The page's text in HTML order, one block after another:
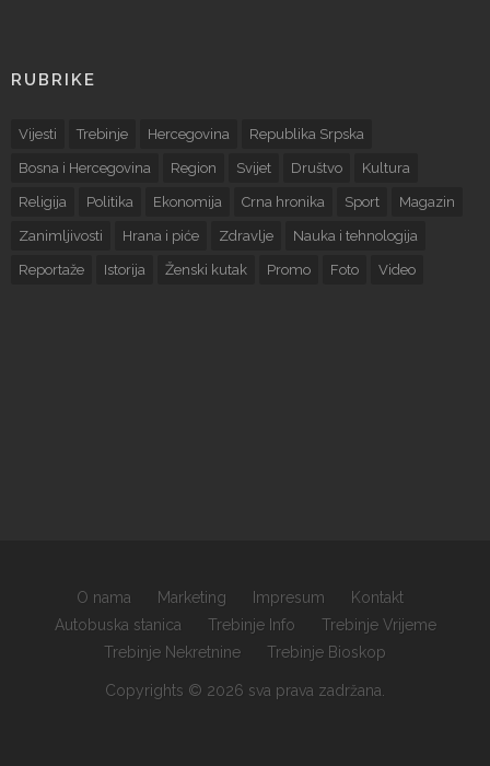
RUBRIKE
Vijesti Trebinje Hercegovina Republika Srpska
Bosna i Hercegovina Region Svijet Društvo Kultura
Religija Politika Ekonomija Crna hronika Sport Magazin
Zanimljivosti Hrana i piće Zdravlje Nauka i tehnologija
Reportaže Istorija Ženski kutak Promo Foto Video
O nama Marketing Impresum
Kontakt
Autobuska stanica
Trebinje Info
Trebinje Vrijeme
Trebinje Nekretnine
Trebinje Bioskop
Copyrights © 2026 sva prava zadržana.